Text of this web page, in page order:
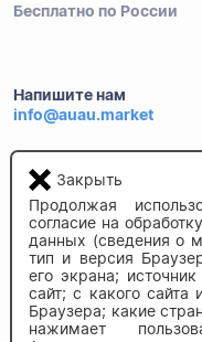
Бесплатно по России
Напишите нам
info@auau.market
236027, г.Калининград
ул.Калязинская 6, оф. 2
Закрыть
Продолжая
согласие на
данных (сведения о
тип и версия
его экрана;
сайт; с какого
Браузера; какие
нажимает